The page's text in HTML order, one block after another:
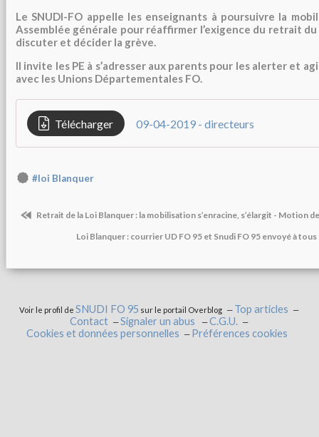
Le SNUDI-FO appelle les enseignants à poursuivre la
Assemblée générale pour réaffirmer l’exigence du retrait
discuter et décider la grève.
Il invite les PE à s’adresser aux parents pour les alerter et
avec les Unions Départementales FO.
Télécharger 09-04-2019 - directeurs
#loi Blanquer
Retrait de la Loi Blanquer : la mobilisation s’enracine, s’élargit - Motion
Loi Blanquer : courrier UD FO 95 et Snudi FO 95 envoyé à
Voir le profil deSNUDI FO 95 sur le portail Overblog
Top articles
Contact
Signaler un abus
C.G.U.
Cookies et données personnelles
Préférences cookies